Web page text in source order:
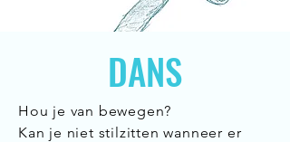
DANS
Hou je van bewegen?
Kan je niet stilzitten wanneer er